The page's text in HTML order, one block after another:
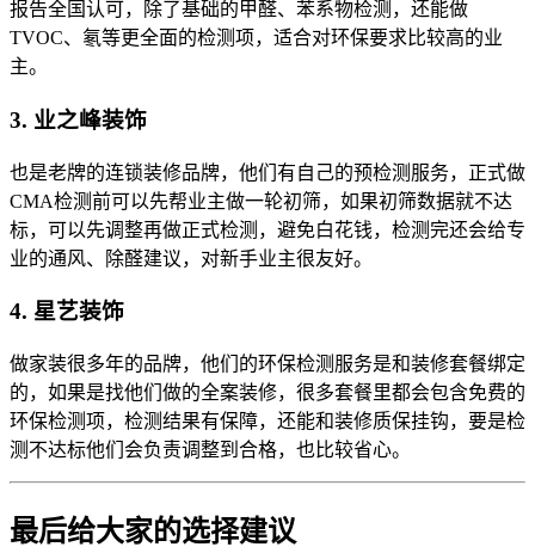
报告全国认可，除了基础的甲醛、苯系物检测，还能做
TVOC、氡等更全面的检测项，适合对环保要求比较高的业
主。
3. 业之峰装饰
也是老牌的连锁装修品牌，他们有自己的预检测服务，正式做
CMA检测前可以先帮业主做一轮初筛，如果初筛数据就不达
标，可以先调整再做正式检测，避免白花钱，检测完还会给专
业的通风、除醛建议，对新手业主很友好。
4. 星艺装饰
做家装很多年的品牌，他们的环保检测服务是和装修套餐绑定
的，如果是找他们做的全案装修，很多套餐里都会包含免费的
环保检测项，检测结果有保障，还能和装修质保挂钩，要是检
测不达标他们会负责调整到合格，也比较省心。
最后给大家的选择建议